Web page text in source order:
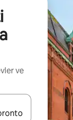
ve
oklarıyla